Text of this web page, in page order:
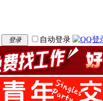
登录 自动登录